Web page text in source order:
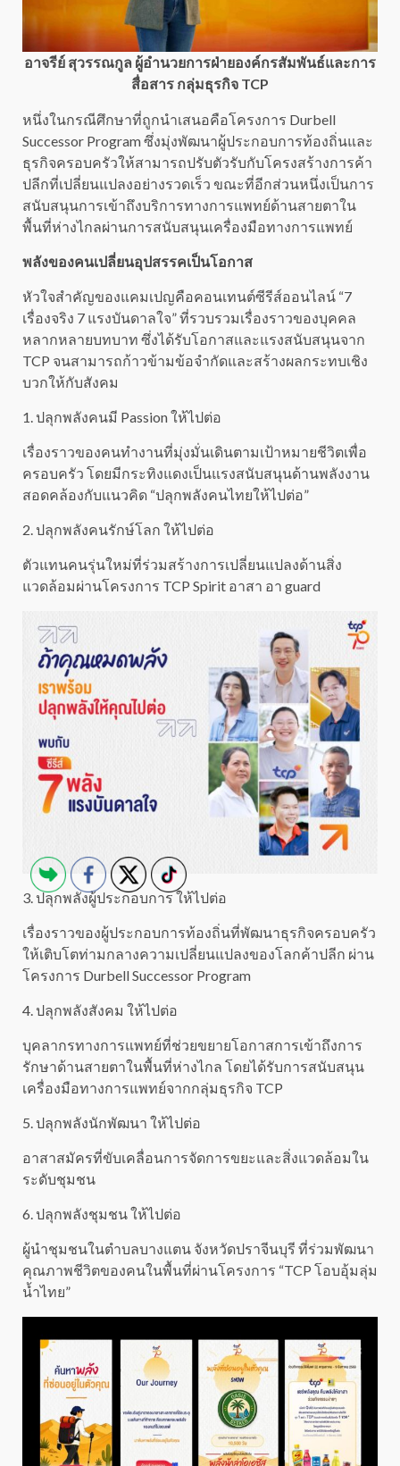
อาจรีย์ สุวรรณกูล ผู้อำนวยการฝ่ายองค์กรสัมพันธ์และการ
สื่อสาร กลุ่มธุรกิจ TCP
หนึ่งในกรณีศึกษาที่ถูกนำเสนอคือโครงการ Durbell
Successor Program ซึ่งมุ่งพัฒนาผู้ประกอบการท้องถิ่นและ
ธุรกิจครอบครัวให้สามารถปรับตัวรับกับโครงสร้างการค้า
ปลีกที่เปลี่ยนแปลงอย่างรวดเร็ว ขณะที่อีกส่วนหนึ่งเป็นการ
สนับสนุนการเข้าถึงบริการทางการแพทย์ด้านสายตาใน
พื้นที่ห่างไกลผ่านการสนับสนุนเครื่องมือทางการแพทย์
พลังของคนเปลี่ยนอุปสรรคเป็นโอกาส
หัวใจสำคัญของแคมเปญคือคอนเทนต์ซีรีส์ออนไลน์ “7
เรื่องจริง 7 แรงบันดาลใจ” ที่รวบรวมเรื่องราวของบุคคล
หลากหลายบทบาท ซึ่งได้รับโอกาสและแรงสนับสนุนจาก
TCP จนสามารถก้าวข้ามข้อจำกัดและสร้างผลกระทบเชิง
บวกให้กับสังคม
1. ปลุกพลังคนมี Passion ให้ไปต่อ
เรื่องราวของคนทำงานที่มุ่งมั่นเดินตามเป้าหมายชีวิตเพื่อ
ครอบครัว โดยมีกระทิงแดงเป็นแรงสนับสนุนด้านพลังงาน
สอดคล้องกับแนวคิด “ปลุกพลังคนไทยให้ไปต่อ”
2. ปลุกพลังคนรักษ์โลก ให้ไปต่อ
ตัวแทนคนรุ่นใหม่ที่ร่วมสร้างการเปลี่ยนแปลงด้านสิ่ง
แวดล้อมผ่านโครงการ TCP Spirit อาสา อา guard
3. ปลุกพลังผู้ประกอบการ ให้ไปต่อ
เรื่องราวของผู้ประกอบการท้องถิ่นที่พัฒนาธุรกิจครอบครัว
ให้เติบโตท่ามกลางความเปลี่ยนแปลงของโลกค้าปลีก ผ่าน
โครงการ Durbell Successor Program
4. ปลุกพลังสังคม ให้ไปต่อ
บุคลากรทางการแพทย์ที่ช่วยขยายโอกาสการเข้าถึงการ
รักษาด้านสายตาในพื้นที่ห่างไกล โดยได้รับการสนับสนุน
เครื่องมือทางการแพทย์จากกลุ่มธุรกิจ TCP
5. ปลุกพลังนักพัฒนา ให้ไปต่อ
อาสาสมัครที่ขับเคลื่อนการจัดการขยะและสิ่งแวดล้อมใน
ระดับชุมชน
6. ปลุกพลังชุมชน ให้ไปต่อ
ผู้นำชุมชนในตำบลบางแตน จังหวัดปราจีนบุรี ที่ร่วมพัฒนา
คุณภาพชีวิตของคนในพื้นที่ผ่านโครงการ “TCP โอบอุ้มลุ่ม
น้ำไทย”